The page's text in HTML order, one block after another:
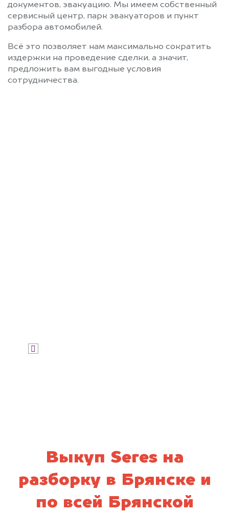
документов, эвакуацию. Мы имеем собственный
сервисный центр, парк эвакуаторов и пункт
разбора автомобилей.
Всё это позволяет нам максимально сократить
издержки на проведение сделки, а значит,
предложить вам выгодные условия
сотрудничества.
Выкуп Seres на
разборку в Брянске и
по всей Брянской